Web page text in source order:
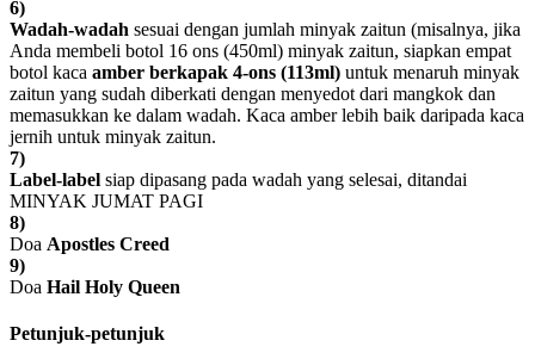
6)
Wadah-wadah sesuai dengan jumlah minyak zaitun (misalnya, jika
Anda membeli botol 16 ons (450ml) minyak zaitun, siapkan empat
botol kaca amber berkapak 4-ons (113ml) untuk menaruh minyak
zaitun yang sudah diberkati dengan menyedot dari mangkok dan
memasukkan ke dalam wadah. Kaca amber lebih baik daripada kaca
jernih untuk minyak zaitun.
7)
Label-label siap dipasang pada wadah yang selesai, ditandai
MINYAK JUMAT PAGI
8)
Doa Apostles Creed
9)
Doa Hail Holy Queen
Petunjuk-petunjuk